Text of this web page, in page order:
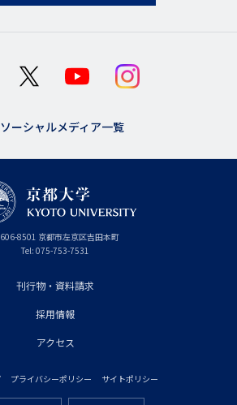
ソーシャルメディア一覧
606-8501 京
都
府
京都市左京区吉田本町
Tel: 075-753-7531
刊行物・資料請求
採用情報
アクセス
プライバシーポリシー サイトポリシー